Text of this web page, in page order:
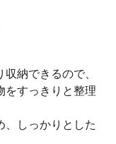
納できるので、
をすっきりと整理
、しっかりとした